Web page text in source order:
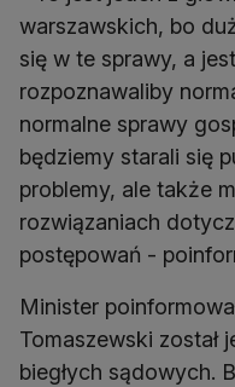
warszawskich, bo
się w te sprawy, a
rozpoznawaliby
normalne sprawy
będziemy starali się
problemy, ale także
rozwiązaniach
postępowań -
Minister
Tomaszewski został
biegłych sądowych.